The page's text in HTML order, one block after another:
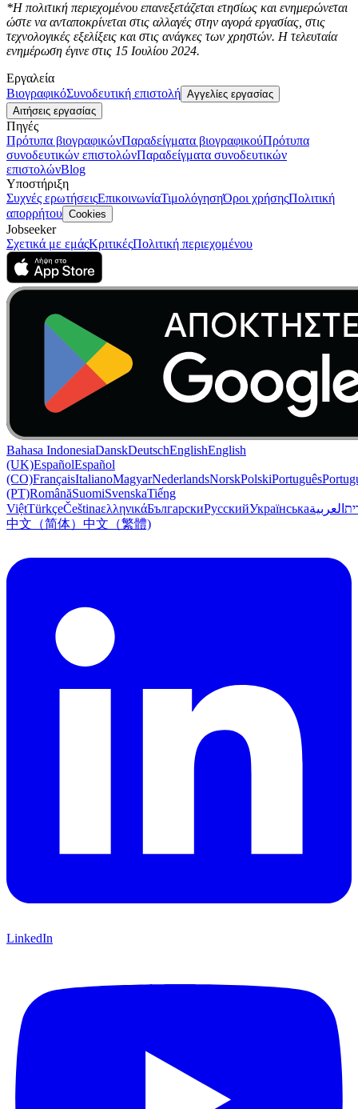
*Η πολιτική περιεχομένου επανεξετάζεται ετησίως και ενημερώνεται
ώστε να ανταποκρίνεται στις αλλαγές στην αγορά εργασίας, στις
τεχνολογικές εξελίξεις και στις ανάγκες των χρηστών. Η τελευταία
ενημέρωση έγινε στις 15 Ιουλίου 2024.
Εργαλεία
ΒιογραφικόΣυνοδευτική επιστολή Αγγελίες εργασίας
Αιτήσεις εργασίας
Πηγές
Πρότυπα βιογραφικώνΠαραδείγματα βιογραφικούΠρότυπα
συνοδευτικών επιστολώνΠαραδείγματα συνοδευτικών
επιστολώνBlog
Υποστήριξη
Συχνές ερωτήσειςΕπικοινωνίαΤιμολόγησηΌροι χρήσηςΠολιτική
απορρήτου Cookies
Jobseeker
Σχετικά με εμάςΚριτικέςΠολιτική περιεχομένου
Bahasa IndonesiaDanskDeutschEnglishEnglish
(UK)EspañolEspañol
(CO)FrançaisItalianoMagyarNederlandsNorskPolskiPortuguês
(PT)RomânăSuomiSvenskaTiếng
ViệtTürkçeČeštinaελληνικάБългарскиРусскийУкраїнськаالعربية
中文（简体） 中文（繁體)
LinkedIn